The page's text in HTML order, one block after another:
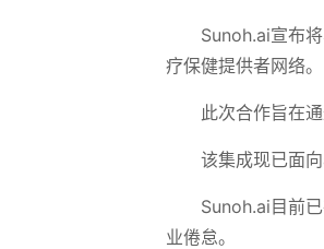
Sunoh.ai宣布
疗保健提供者网络。
此次合作旨在
该集成现已面
Sunoh.ai目前
业倦怠。